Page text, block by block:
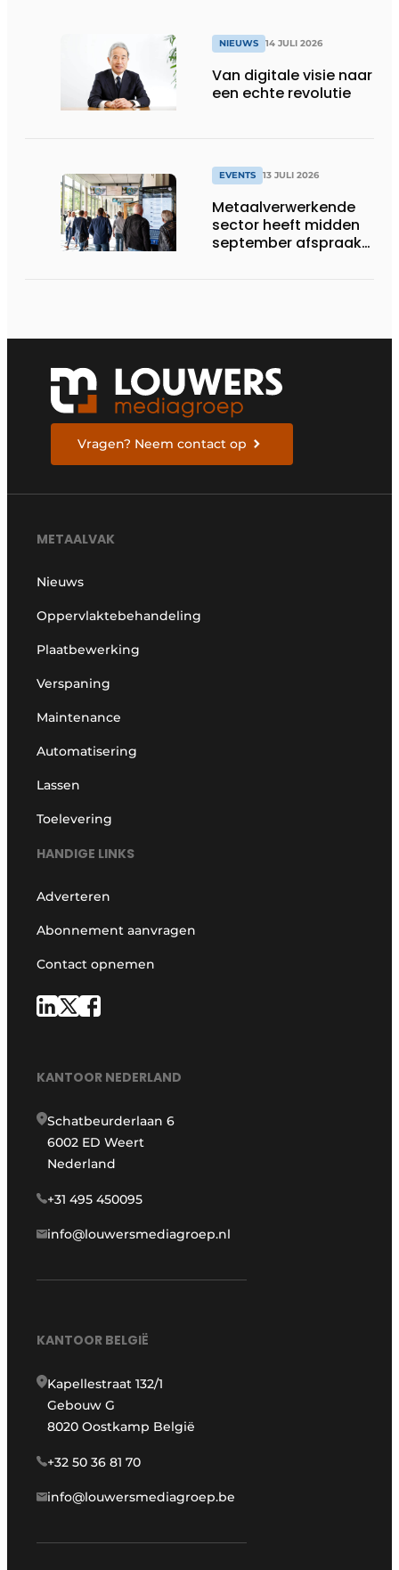
NIEUWS 14 JULI 2026
Van digitale visie naar
een echte revolutie
EVENTS 13 JULI 2026
Metaalverwerkende
sector heeft midden
september afspraak
Vragen? Neem contact op
METAALVAK
Nieuws
Oppervlaktebehandeling
Plaatbewerking
Verspaning
Maintenance
Automatisering
Lassen
Toelevering
HANDIGE LINKS
Adverteren
Abonnement aanvragen
Contact opnemen
KANTOOR NEDERLAND
Schatbeurderlaan 6
6002 ED Weert
Nederland
+31 495 450095
info@louwersmediagroep.nl
KANTOOR BELGIË
Kapellestraat 132/1
Gebouw G
8020 Oostkamp België
+32 50 36 81 70
info@louwersmediagroep.be